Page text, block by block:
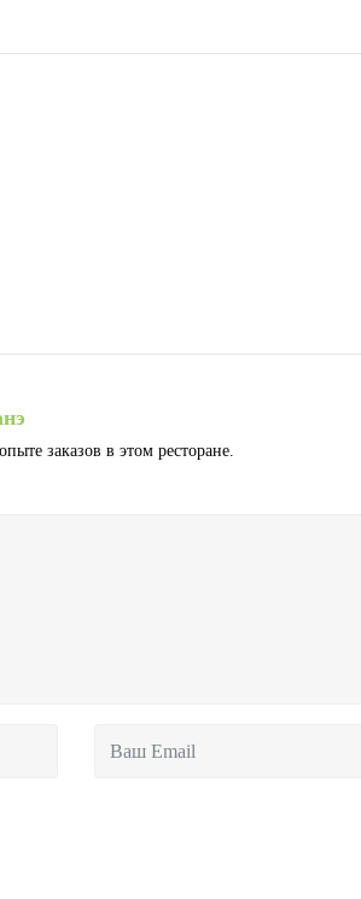
заказов в этом ресторане.